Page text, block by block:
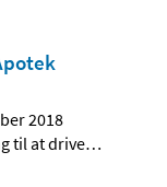
2018
til at drive…